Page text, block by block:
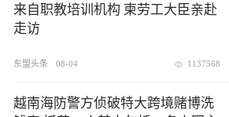
来自职教培训机构 柬劳工大臣亲赴
走访
东盟头条 08-04 1137568
越南海防警方侦破特大跨境赌博洗